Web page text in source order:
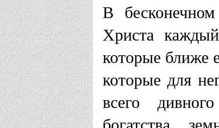
В бесконечном
Христа
которые ближе
которые для
всего